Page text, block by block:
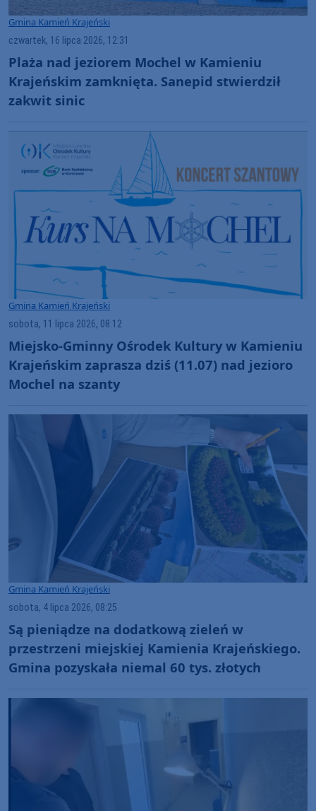
Gmina Kamień Krajeński
czwartek, 16 lipca 2026, 12:31
Plaża nad jeziorem Mochel w Kamieniu
Krajeńskim zamknięta. Sanepid stwierdził
zakwit sinic
Gmina Kamień Krajeński
sobota, 11 lipca 2026, 08:12
Miejsko-Gminny Ośrodek Kultury w Kamieniu
Krajeńskim zaprasza dziś (11.07) nad jezioro
Mochel na szanty
Gmina Kamień Krajeński
sobota, 4 lipca 2026, 08:25
Są pieniądze na dodatkową zieleń w
przestrzeni miejskiej Kamienia Krajeńskiego.
Gmina pozyskała niemal 60 tys. złotych